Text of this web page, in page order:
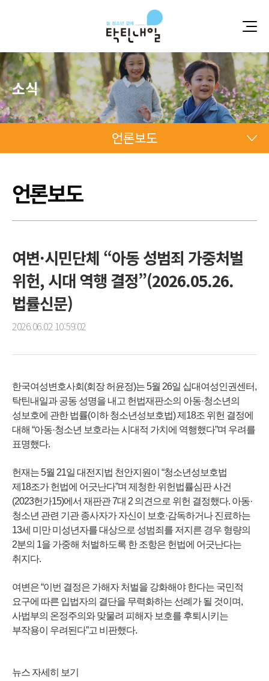
소식
언론보도
언론보도
언론보도
언론보도
여변·시민단체 “아동 성범죄 가중처벌
위헌, 시대 역행 결정”(2026.05.26.
법률신문)
2026.06.02 10:59:02
한국여성변호사회(회장 허윤정)는 5월 26일 십대여성인권센터,
탁틴내일과 공동 성명을 내고 헌법재판소의 아동·청소년의
성보호에 관한 법률(이하 청소년성보호법) 제18조 위헌 결정에
대해 “아동·청소년 보호라는 시대적 가치에 역행했다”며 우려를
표명했다.
헌재는 5월 21일 대전지법 천안지원이 “청소년성보호법
제18조가 헌법에 어긋난다”며 제청한 위헌법률심판 사건
(2023헌가15)에서 재판관 7대 2 의견으로 위헌 결정했다. 아동·
청소년 관련 기관 종사자가 자신이 보호·감독하거나 진료하는
13세 미만 미성년자를 대상으로 성범죄를 저지른 경우 형량의
2분의 1을 가중해 처벌하도록 한 조항은 헌법에 어긋난다는
취지다.
여변은 “이번 결정은 가해자 처벌을 강화해야 한다는 국민적
요구에 따른 입법자의 결단을 무력화하는 선례가 될 것이며,
사법부의 온정주의와 맞물려 피해자 보호를 후퇴시키는
부작용이 우려된다”고 비판했다.
뉴스 자세히 보기